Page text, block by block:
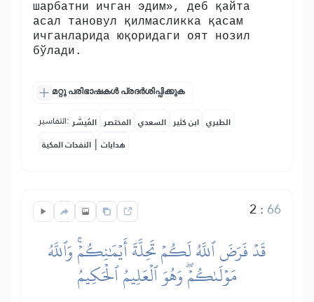
шарбатни ичган эдим», деб қайта
асал тановул қилмасликка қасам
ичганларида юқоридаги оят нозил
бўлади.
മറ്റു പരിഭാഷകൾ പ്രദർശിപ്പിക്കുക
التفاسير: المُيسَّر المختصر السعدي ابن كثير الطبري
النفحات المكية | هدايات
2 :66
قَدۡ فَرَضَ ٱللَّهُ لَكُمۡ تَحِلَّةَ أَيۡمَٰنِكُمۡۚ وَٱللَّهُ
مَوۡلَىٰكُمۡۖ وَهُوَ ٱلۡعَلِيمُ ٱلۡحَكِيمُ